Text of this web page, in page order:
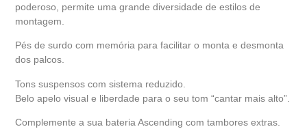
poderoso, permite uma grande diversidade de estilos de
montagem.
Pés de surdo com memória para facilitar o monta e desmonta
dos palcos.
Tons suspensos com sistema reduzido.
Belo apelo visual e liberdade para o seu tom “cantar mais alto”.
Complemente a sua bateria Ascending com tambores extras.